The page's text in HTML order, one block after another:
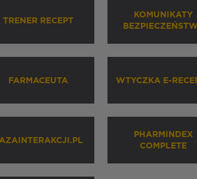
TRENER RECEPT
KOMUNIKATY
FARMACEUTA WTYCZKA E-
PHARMINDEX
COMPLETE